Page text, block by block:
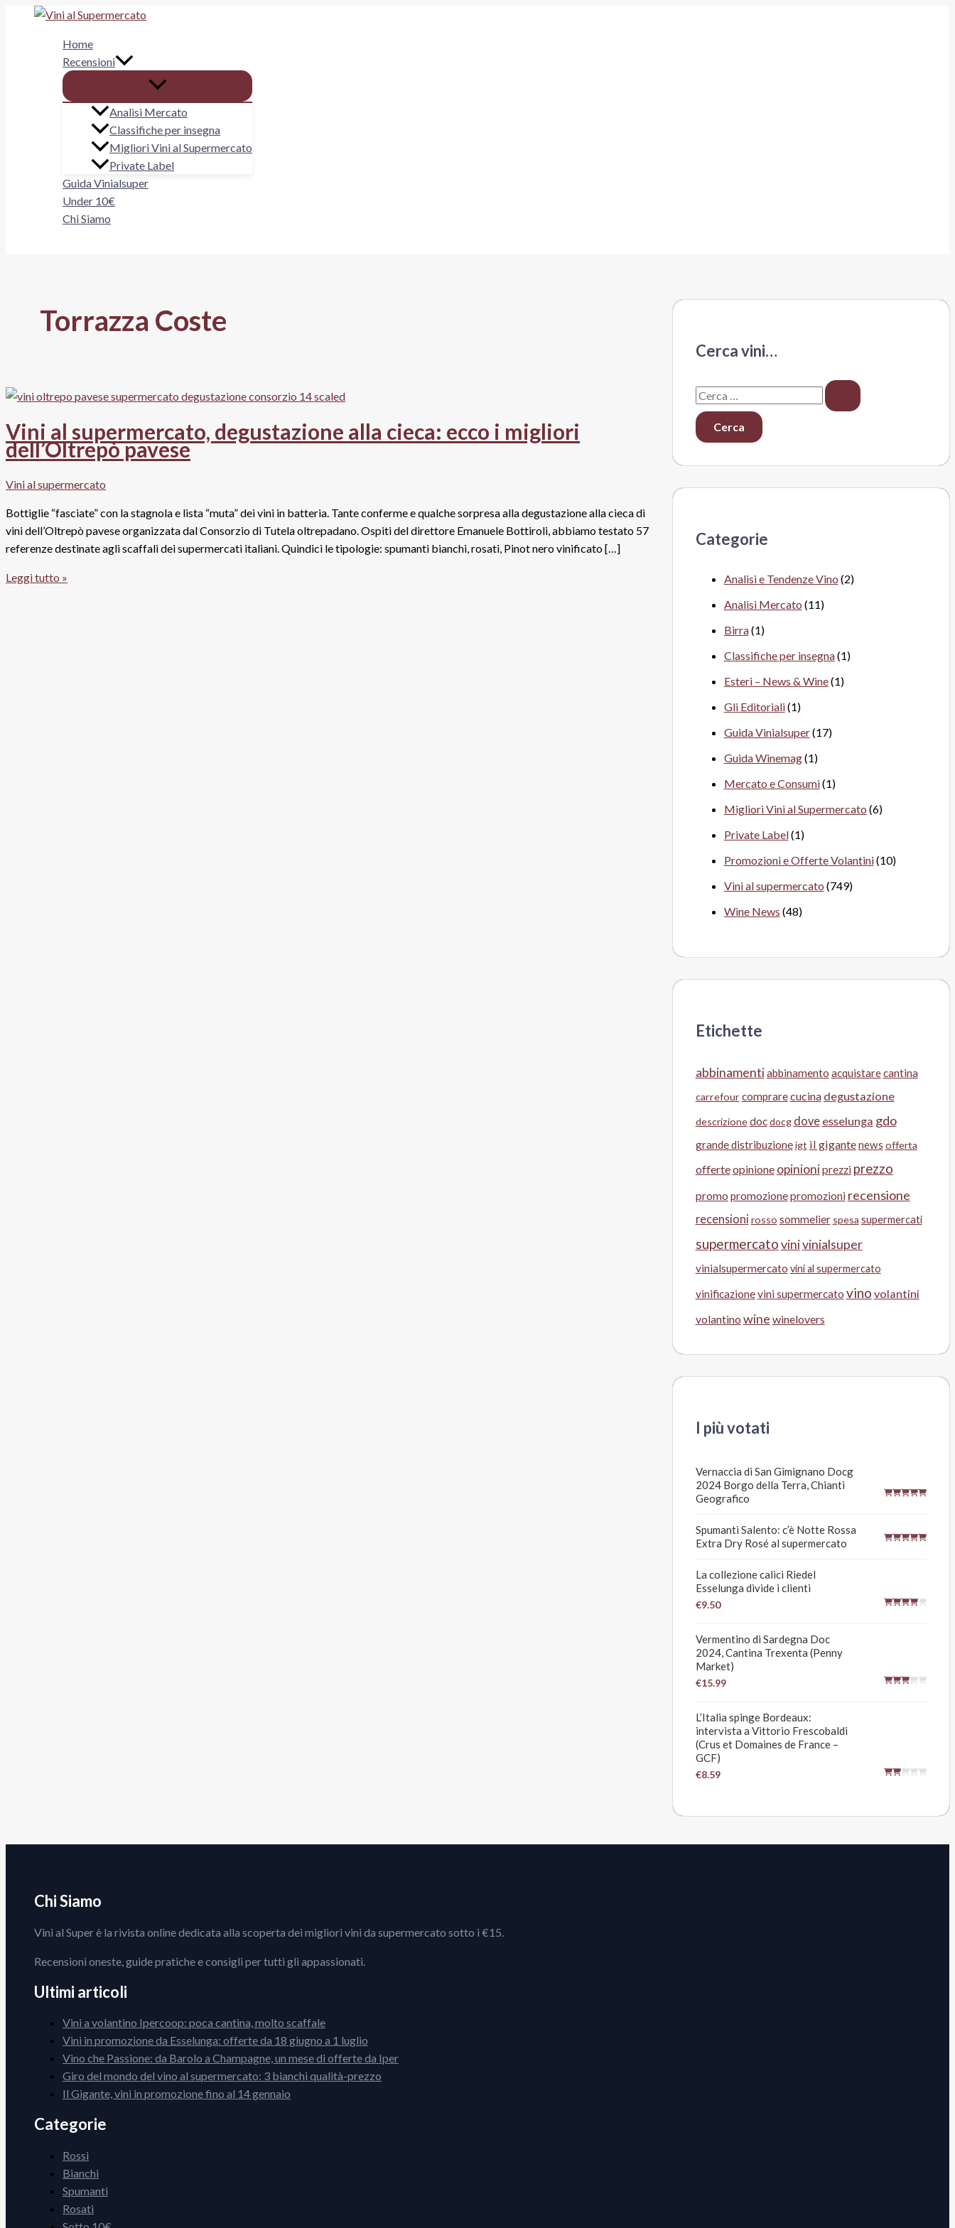
Home
Recensioni
Analisi Mercato
Classifiche per insegna
Migliori Vini al Supermercato
Private Label
Guida Vinialsuper
Under 10€
Chi Siamo
Torrazza Coste
Vini al supermercato, degustazione alla cieca: ecco i migliori
dell’Oltrepò pavese
Vini al supermercato
Bottiglie “fasciate” con la stagnola e lista “muta” dei vini in batteria. Tante conferme e qualche sorpresa alla degustazione alla cieca di
vini dell’Oltrepò pavese organizzata dal Consorzio di Tutela oltrepadano. Ospiti del direttore Emanuele Bottiroli, abbiamo testato 57
referenze destinate agli scaffali dei supermercati italiani. Quindici le tipologie: spumanti bianchi, rosati, Pinot nero vinificato […]
Vini
Leggi tutto »
Cerca vini…
C
e
r
Categorie
Analisi e Tendenze Vino (2)
Analisi Mercato (11)
Birra(1)
Classifiche per insegna(1)
Esteri – News & Wine(1)
Gli Editoriali(1)
Guida Vinialsuper(17)
Guida Winemag(1)
Mercato e Consumi(1)
Migliori Vini al Supermercato (6)
Private Label(1)
Promozioni e Offerte Volantini(10)
Vini al supermercato (749)
Wine News (48)
Etichette
abbinamentiabbinamento acquistarecantina
carrefour comprarecucina degustazione
descrizionedocdocg dove esselunga gdo
grande distribuzioneigt il gigantenews offerta
offerteopinione opinioniprezzi prezzo
promo promozionepromozioni recensione
recensioni rosso sommelier spesa supermercati
supermercatovinivinialsuper
vinialsupermercato vini al supermercato
vinificazionevini supermercato vino volantini
volantino wine winelovers
I più votati
Vernaccia di San Gimignano Docg
2024 Borgo della Terra, Chianti
Geografico
Spumanti Salento: c’è Notte Rossa
Extra Dry Rosé al supermercato
La collezione calici Riedel
Esselunga divide i clienti
€9.50
Vermentino di Sardegna Doc
2024, Cantina Trexenta (Penny
Market)
€15.99
L’Italia spinge Bordeaux:
intervista a Vittorio Frescobaldi
(Crus et Domaines de France –
GCF)
€8.59
Chi Siamo
Vini al Super è la rivista online dedicata alla scoperta dei migliori vini da supermercato sotto i €15.
Recensioni oneste, guide pratiche e consigli per tutti gli appassionati.
Ultimi articoli
Vini a volantino Ipercoop: poca cantina, molto scaffale
Vini in promozione da Esselunga: offerte da 18 giugno a 1 luglio
Vino che Passione: da Barolo a Champagne, un mese di offerte da Iper
Giro del mondo del vino al supermercato: 3 bianchi qualità-prezzo
Il Gigante, vini in promozione fino al 14 gennaio
Categorie
Rossi
Bianchi
Spumanti
Rosati